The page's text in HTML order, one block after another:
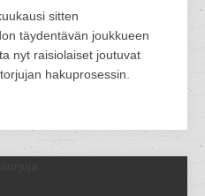
sitten
täydentävän joukkueen
nyt raisiolaiset joutuvat
hakuprosessin.